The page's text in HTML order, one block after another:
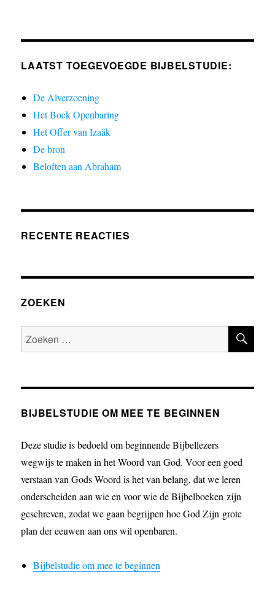
LAATST TOEGEVOEGDE BIJBELSTUDIE:
De Alverzoening
Het Boek Openbaring
Het Offer van Izaäk
De bron
Beloften aan Abraham
RECENTE REACTIES
ZOEKEN
Zoeken
naar:
BIJBELSTUDIE OM MEE TE BEGINNEN
Deze studie is bedoeld om beginnende Bijbellezers
wegwijs te maken in het Woord van God. Voor een goed
verstaan van Gods Woord is het van belang, dat we leren
onderscheiden aan wie en voor wie de Bijbelboeken zijn
geschreven, zodat we gaan begrijpen hoe God Zijn grote
plan der eeuwen aan ons wil openbaren.
Bijbelstudie om mee te beginnen